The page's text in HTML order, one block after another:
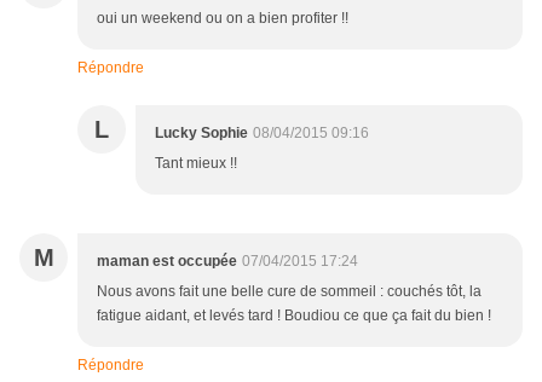
oui un weekend ou on a bien profiter !!
Répondre
L Lucky Sophie 08/04/2015 09:16
Tant mieux !!
M maman est occupée 07/04/2015 17:24
Nous avons fait une belle cure de sommeil : couchés tôt, la
fatigue aidant, et levés tard ! Boudiou ce que ça fait du bien !
Répondre